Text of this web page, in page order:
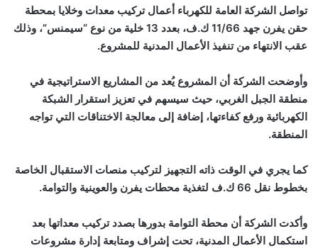
تواصل الشركة العامة للكهرباء أعمال تركيب معدات وخلايا بمحطة
حقن يفرن جهد 11/66 ك.ف، بعدد 13 خلية من نوع “سيمنس”، وذلك
عقب الانتهاء من تنفيذ الأعمال المدنية للمشروع.
وأوضحت الشركة أن المشروع يُعد من المشاريع الاستراتيجية في
منطقة الجبل الغربي، حيث سيسهم في تعزيز استقرار الشبكة
الكهربائية ورفع كفاءتها، إضافة إلى معالجة الاختناقات التي تواجه
المنطقة.
كما يجري في الوقت ذاته التجهيز لتركيب منصات الاستقبال الخاصة
بخطوط نقل 66 ك.ف لتغذية محطات يفرن والعوينية والتوامة.
وأكدت الشركة أن محطة التوامة بدورها بصدد تركيب معداتها بعد
استكمال الأعمال المدنية، تحت إشراف ومتابعة إدارة مشروعات